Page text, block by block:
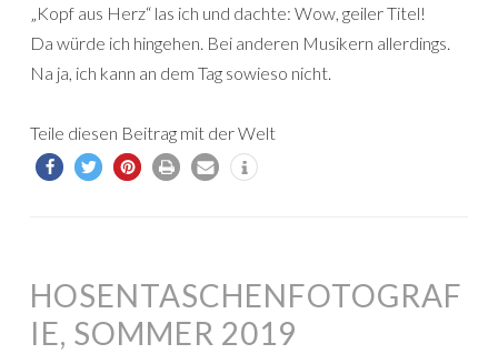
„Kopf aus Herz“ las ich und dachte: Wow, geiler Titel!
Da würde ich hingehen. Bei anderen Musikern allerdings.
Na ja, ich kann an dem Tag sowieso nicht.
Teile diesen Beitrag mit der Welt
HOSENTASCHENFOTOGRAF
IE, SOMMER 2019